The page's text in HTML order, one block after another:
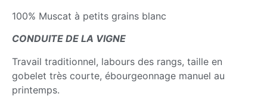
100% Muscat à petits grains blanc
CONDUITE DE LA VIGNE
Travail traditionnel, labours des rangs, taille en
gobelet très courte, ébourgeonnage manuel au
printemps.